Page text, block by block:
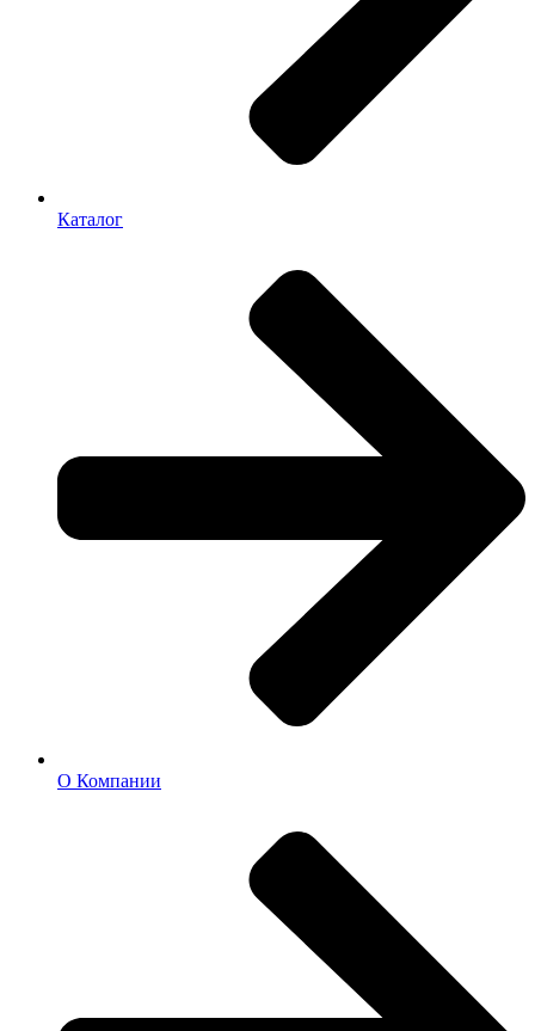
Каталог
О Компании